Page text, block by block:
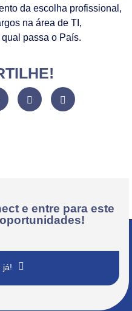
da escolha profissional,
na área de TI,
passa o País.
e entre para este
já!